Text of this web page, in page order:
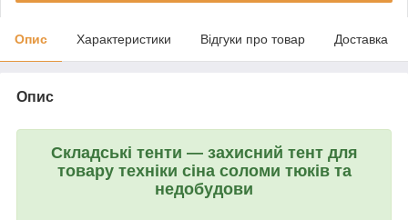
Опис Характеристики Відгуки про товар Доставка
Опис
Складські тенти — захисний тент для
товару техніки сіна соломи тюків та
недобудови